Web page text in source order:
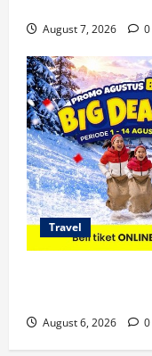
August 7, 2026 0
Travel
August 6, 2026 0